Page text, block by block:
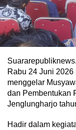
Rabu 24 Juni
menggelar
dan Pembentukan
Jenglungharjo
Hadir dalam